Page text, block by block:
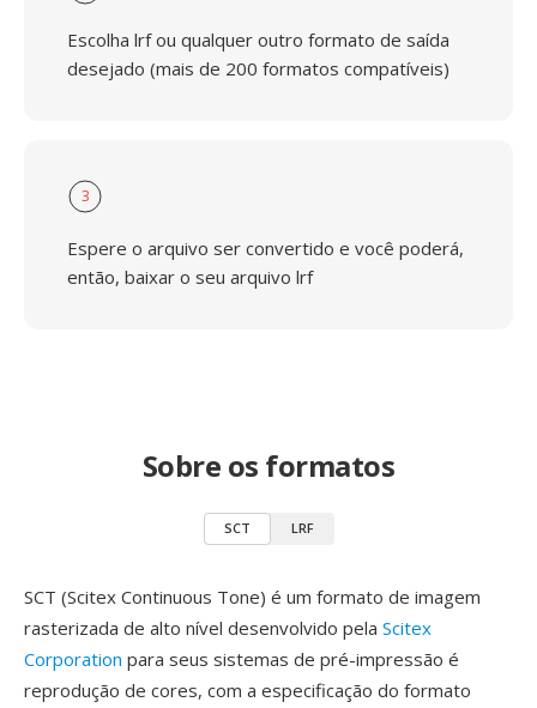
Escolha lrf ou qualquer outro formato de saída
desejado (mais de 200 formatos compatíveis)
3
Espere o arquivo ser convertido e você poderá,
então, baixar o seu arquivo lrf
Sobre os formatos
SCT LRF
SCT (Scitex Continuous Tone) é um formato de imagem
rasterizada de alto nível desenvolvido pela Scitex
Corporation para seus sistemas de pré-impressão é
reprodução de cores, com a especificação do formato